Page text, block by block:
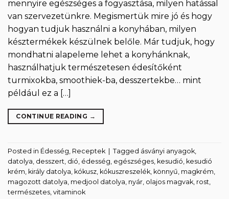
mennyire egészséges a fogyasztása, milyen hatással
van szervezetünkre. Megismertük mire jó és hogy
hogyan tudjuk használni a konyhában, milyen
késztermékek készülnek belőle. Már tudjuk, hogy
mondhatni alapeleme lehet a konyhánknak,
használhatjuk természetesen édesítőként
turmixokba, smoothiek-ba, desszertekbe… mint
például ez a […]
CONTINUE READING →
Posted in Édesség, Receptek Tagged ásványi anyagok,
datolya, desszert, dió, édesség, egészséges, kesudió, kesudió
krém, király datolya, kókusz, kókuszreszelék, könnyű, magkrém,
magozott datolya, medjool datolya, nyár, olajos magvak, rost,
természetes, vitaminok